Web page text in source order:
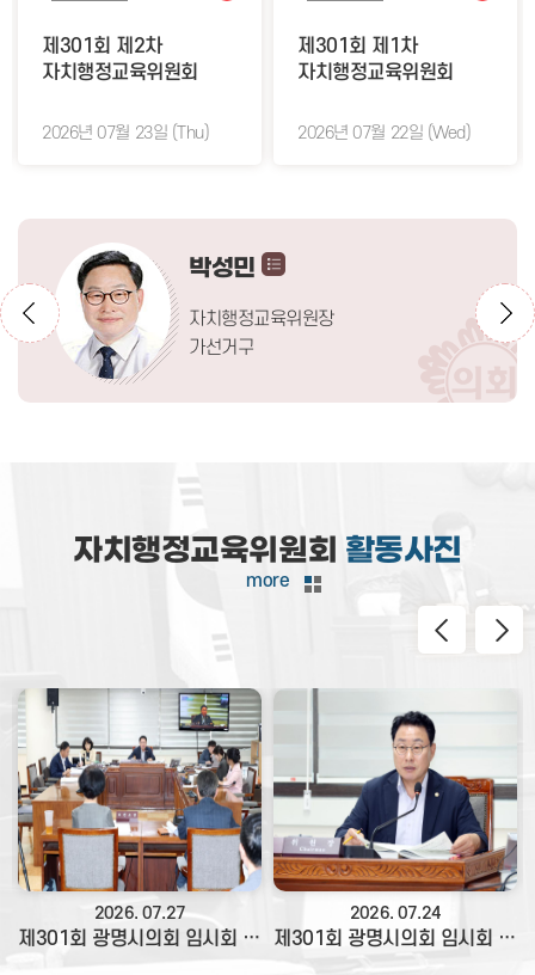
제301회 제2차
자치행정교육위원회
2026년 07월 23일 (Thu)
제301회 제1차
자치행정교육위원회
2026년 07월 22일 (Wed)
박성민
자치행정교육위원장
가선거구
자치행정교육위원회 활동사진
more
27
2026. 07.
제301회 광명시의회 임시회 제4차 자치행정교육위원회
24
2026. 07.
제301회 광명시의회 임시회 3차 자치행정교육위원회